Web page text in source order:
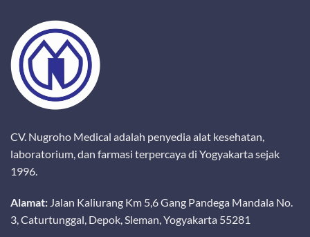
CV. Nugroho Medical adalah penyedia alat kesehatan,
laboratorium, dan farmasi terpercaya di Yogyakarta sejak
1996.
Alamat: Jalan Kaliurang Km 5,6 Gang Pandega Mandala No.
3, Caturtunggal, Depok, Sleman, Yogyakarta 55281